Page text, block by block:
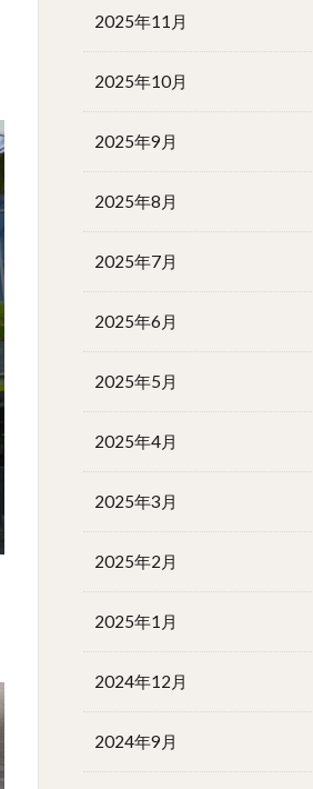
2025年11月
2025年10月
2025年9月
2025年8月
2025年7月
2025年6月
2025年5月
2025年4月
2025年3月
2025年2月
2025年1月
2024年12月
2024年9月